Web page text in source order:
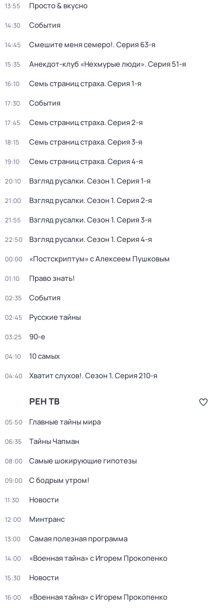
13:55 Просто & вкусно
14:30 События
14:45 Смешите меня семеро!. Серия 63-я
15:35 Анекдот-клуб «Нехмурые люди». Серия 51-я
16:10 Семь страниц страха. Серия 1-я
17:30 События
17:45 Семь страниц страха. Серия 2-я
18:15 Семь страниц страха. Серия 3-я
19:10 Семь страниц страха. Серия 4-я
20:10 Взгляд русалки. Сезон 1. Серия 1-я
21:00 Взгляд русалки. Сезон 1. Серия 2-я
21:55 Взгляд русалки. Сезон 1. Серия 3-я
22:50 Взгляд русалки. Сезон 1. Серия 4-я
00:00 «Постскриптум» с Алексеем Пушковым
01:10 Право знать!
02:35 События
02:45 Русские тайны
03:25 90-е
04:10 10 самых
04:40 Хватит слухов!. Сезон 1. Серия 210-я
РЕН ТВ
05:50 Главные тайны мира
06:35 Тaйны Чапман
08:00 Самые шoкиpующие гипотезы
09:00 С бодрым утром!
11:30 Новости
12:00 Минтранс
13:00 Самая полезная программа
14:00 «Военная тайна» с Игорем Прокопенко
15:30 Новости
16:00 «Военная тайна» с Игорем Прокопенко